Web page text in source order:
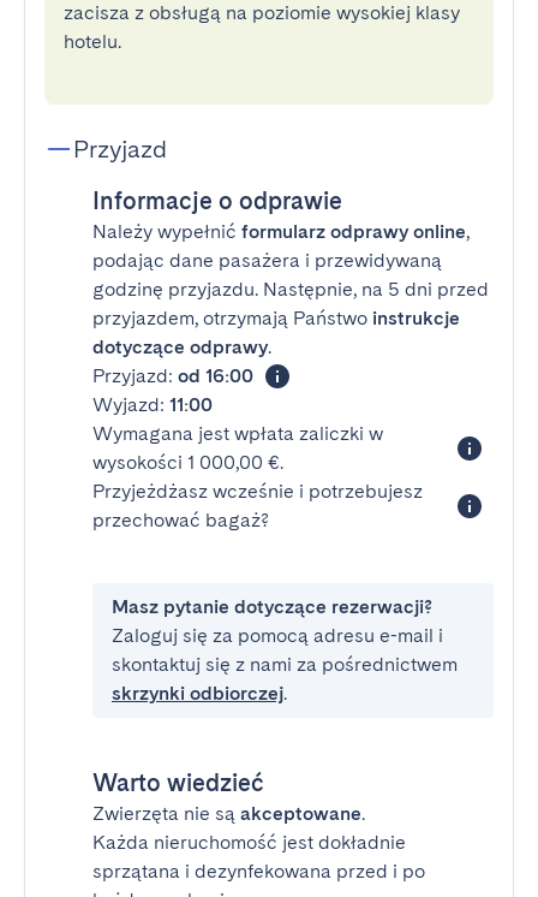
zacisza z obsługą na poziomie wysokiej klasy
hotelu.
Przyjazd
Informacje o odprawie
Należy wypełnić formularz odprawy online,
podając dane pasażera i przewidywaną
godzinę przyjazdu. Następnie, na 5 dni przed
przyjazdem, otrzymają Państwo instrukcje
dotyczące odprawy.
Przyjazd: od 16:00
Wyjazd: 11:00
Wymagana jest wpłata zaliczki w
wysokości 1 000,00 €.
Przyjeżdżasz wcześnie i potrzebujesz
przechować bagaż?
Masz pytanie dotyczące rezerwacji?
Zaloguj się za pomocą adresu e-mail i
skontaktuj się z nami za pośrednictwem
skrzynki odbiorczej.
Warto wiedzieć
Zwierzęta nie są akceptowane.
Każda nieruchomość jest dokładnie
sprzątana i dezynfekowana przed i po